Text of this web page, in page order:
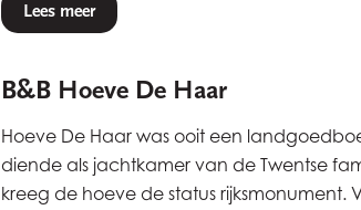
Lees meer
B&B Hoeve De Haar
Hoeve De Haar was ooit een
diende als jachtkamer van de Twentse
kreeg de hoeve de status